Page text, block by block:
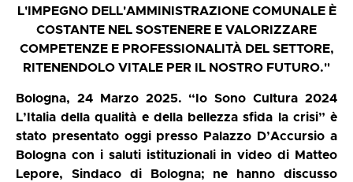
L'IMPEGNO DELL'AMMINISTRAZIONE COMUNALE È
COSTANTE NEL SOSTENERE E VALORIZZARE
COMPETENZE E PROFESSIONALITÀ DEL SETTORE,
RITENENDOLO VITALE PER IL NOSTRO FUTURO."
Bologna, 24 Marzo 2025. “Io Sono Cultura 2024
L’Italia della qualità e della bellezza sfida la crisi” è
stato presentato oggi presso Palazzo D’Accursio a
Bologna con i saluti istituzionali in video di Matteo
Lepore, Sindaco di Bologna; ne hanno discusso